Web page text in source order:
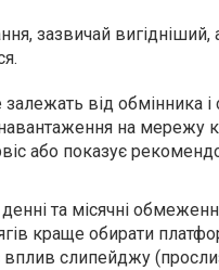
зазвичай вигідніший,
від обмінника і
на мережу
або показує
та місячні
краще обирати
слипейджу